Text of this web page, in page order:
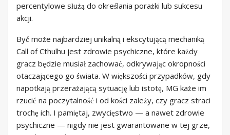
percentylowe służą do określania porażki lub sukcesu
akcji.
Być może najbardziej unikalną i ekscytującą mechaniką
Call of Cthulhu jest zdrowie psychiczne, które każdy
gracz będzie musiał zachować, odkrywając okropności
otaczającego go świata. W większości przypadków, gdy
napotkają przerażającą sytuację lub istotę, MG każe im
rzucić na poczytalność i od kości zależy, czy gracz straci
trochę ich. I pamiętaj, zwycięstwo — a nawet zdrowie
psychiczne — nigdy nie jest gwarantowane w tej grze,